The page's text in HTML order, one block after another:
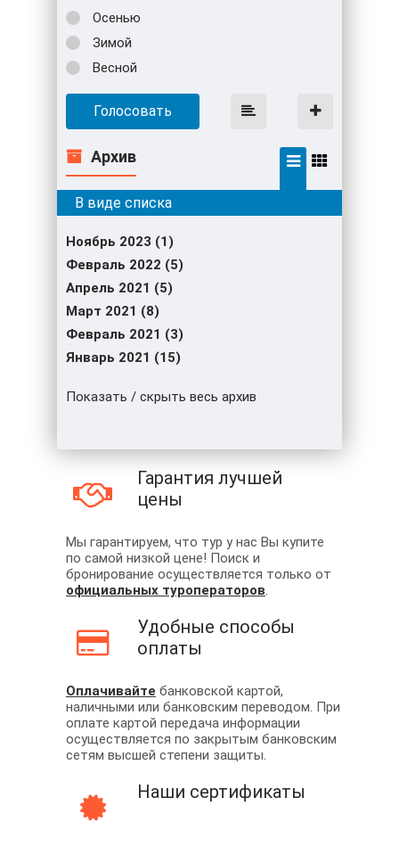
Осенью
Зимой
Весной
Голосовать
Архив
Ноябрь 2023 (1)
Февраль 2022 (5)
Апрель 2021 (5)
Март 2021 (8)
Февраль 2021 (3)
Январь 2021 (15)
Показать / скрыть весь архив
Гарантия лучшей
цены
Мы гарантируем, что тур у нас Вы купите
по самой низкой цене! Поиск и
бронирование осуществляется только от
официальных туроператоров.
Удобные способы
оплаты
Оплачивайте банковской картой,
наличными или банковским переводом. При
оплате картой передача информации
осуществляется по закрытым банковским
сетям высшей степени защиты.
Наши сертификаты